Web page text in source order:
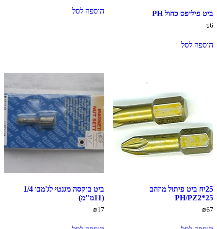
ביט פיליפס כחול PH
₪6
הוספה לסל
הוספה לסל
25יח ביט פיתול מוזהב
PH/PZ2*25
₪67
ביט בוקסה מגנטי לג'מבו 1/4
(11מ"מ)
₪17